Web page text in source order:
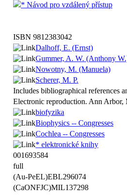
* Návod pro vzdálený přístup
ISBN 9812383042
Dalhoff, E. (Ernst)
Gummer, A. W. (Anthony
Nowotny, M. (Manuela)
Scherer, M. P.
Includes bibliographical references
Electronic reproduction. Ann Arbor,
biofyzika
Biophysics -- Congresses
Cochlea -- Congresses
* elektronické knihy
001693584
full
(Au-PeEL)EBL296074
(CaONFJC)MIL137298